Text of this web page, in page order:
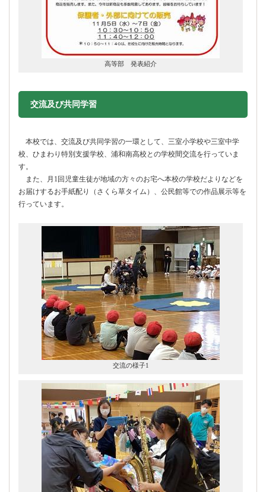
高等部 発表紹介
交流及び共同学習
本校では、交流及び共同学習の一環として、三室小学校や三室中学
校、ひまわり特別支援学校、浦和南高校との学校間交流を行っていま
す。
また、月1回児童生徒が地域の方々のお宅へ本校の学校だよりなどを
お届けするお手紙配り（さくら草タイム）、公民館等での作品展示等を
行っています。
交流の様子1